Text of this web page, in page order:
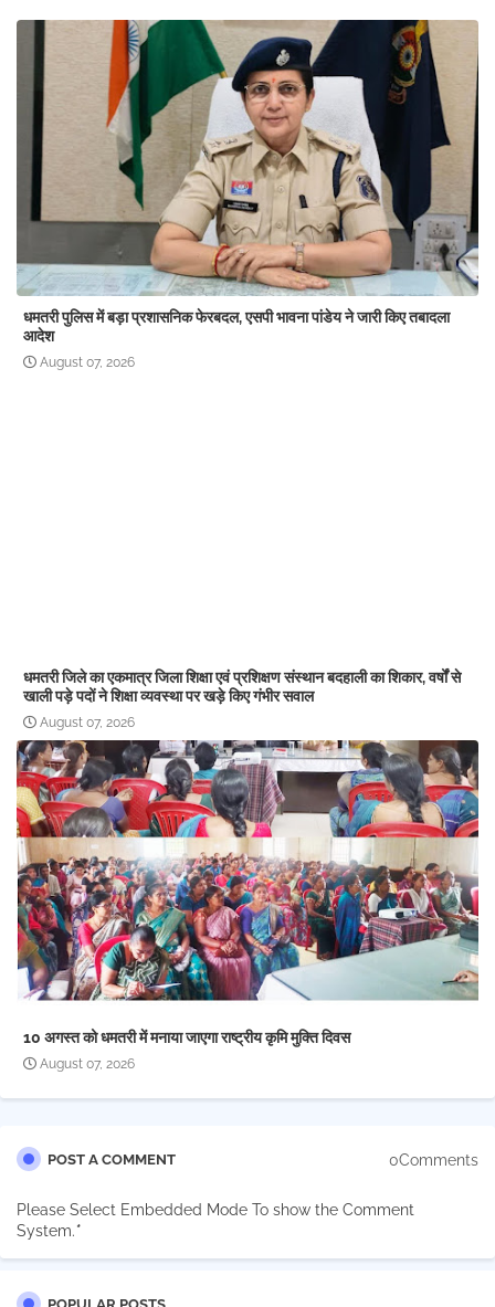
धमतरी पुलिस में बड़ा प्रशासनिक फेरबदल, एसपी भावना पांडेय ने जारी किए तबादला
आदेश
August 07, 2026
धमतरी जिले का एकमात्र जिला शिक्षा एवं प्रशिक्षण संस्थान बदहाली का शिकार, वर्षों से
खाली पड़े पदों ने शिक्षा व्यवस्था पर खड़े किए गंभीर सवाल
August 07, 2026
10 अगस्त को धमतरी में मनाया जाएगा राष्ट्रीय कृमि मुक्ति दिवस
August 07, 2026
POST A COMMENT 0Comments
Please Select Embedded Mode To show the Comment
System.*